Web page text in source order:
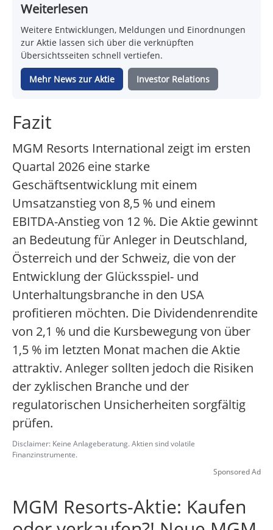
Weiterlesen
Weitere Entwicklungen, Meldungen und Einordnungen
zur Aktie lassen sich über die verknüpften
Übersichtsseiten schnell vertiefen.
Mehr News zur Aktie Investor Relations
Fazit
MGM Resorts International zeigt im ersten
Quartal 2026 eine starke
Geschäftsentwicklung mit einem
Umsatzanstieg von 8,5 % und einem
EBITDA-Anstieg von 12 %. Die Aktie gewinnt
an Bedeutung für Anleger in Deutschland,
Österreich und der Schweiz, die von der
Entwicklung der Glücksspiel- und
Unterhaltungsbranche in den USA
profitieren möchten. Die Dividendenrendite
von 2,1 % und die Kursbewegung von über
1,5 % im letzten Monat machen die Aktie
attraktiv. Anleger sollten jedoch die Risiken
der zyklischen Branche und der
regulatorischen Unsicherheiten sorgfältig
prüfen.
Disclaimer: Keine Anlageberatung. Aktien sind volatile
Finanzinstrumente.
Sponsored Ad
MGM Resorts-Aktie: Kaufen